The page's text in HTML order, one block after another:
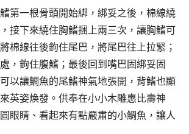
第一根骨頭開始綁，綁妥之後，棉線繞
接下來繞住胸鰭捆上兩三次，讓胸鰭可
棉線往後鉤住尾巴，將尾巴往上拉緊；
，鉤住腹鰭；最後回到嘴巴固綁妥固
以讓鯛魚的尾鰭神氣地張開，背鰭也顯
英姿煥發。供奉在小小木雕惠比壽神
眼睛、看起來有點嚴肅的小鯛魚，讓人